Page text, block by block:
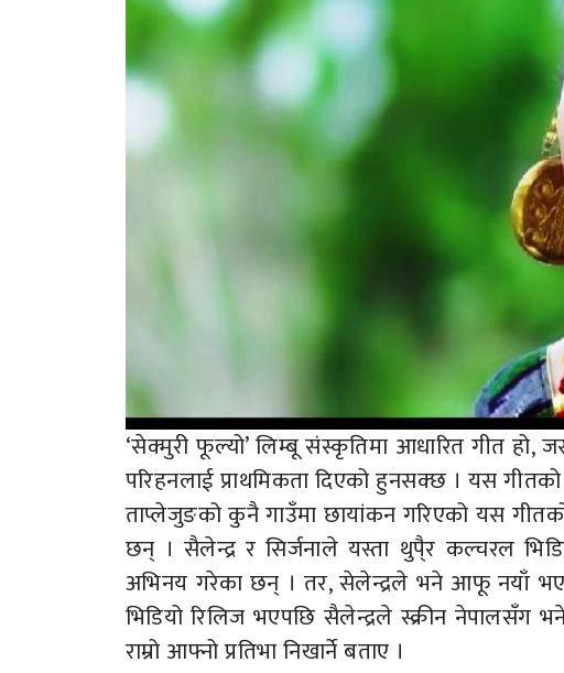
‘सेक्मुरी फूल्यो’ लिम्बू संस्कृतिमा आधारित गीत
परिहनलाई प्राथमिकता दिएको हुनसक्छ । यस
ताप्लेजुङको कुनै गाउँमा छायांकन गरिएको यस
छन् । सैलेन्द्र र सिर्जनाले यस्ता थुपै्र कल्चरल
अभिनय गरेका छन् । तर, सेलेन्द्रले भने आफू नयाँ
भिडियो रिलिज भएपछि सैलेन्द्रले स्क्रीन
राम्रो आफ्नो प्रतिभा निखार्ने बताए ।